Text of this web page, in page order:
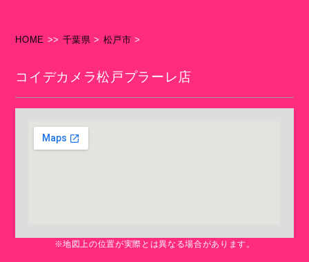
HOME >> 千葉県 > 松戸市 >
コイデカメラ松戸プラーレ店
※地図上の位置が実際とは異なる場合があります。